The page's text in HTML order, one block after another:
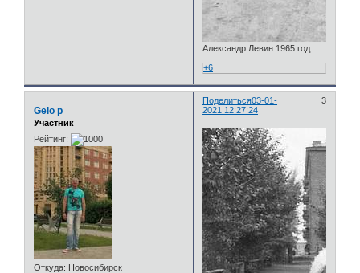
Александр Левин 1965 год.
+6
Поделиться 3
03-01-
2021 12:27:24
Gelo p
Участник
Рейтинг:
Откуда: Новосибирск